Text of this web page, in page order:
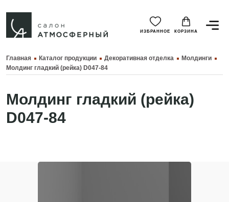
ИЗБРАННОЕ КОРЗИНА
Главная Каталог продукции Декоративная отделка
Молдинги
Молдинг гладкий (рейка) D047-84
Молдинг гладкий (рейка)
D047-84